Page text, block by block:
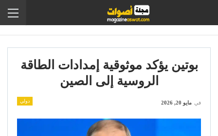
بوتين يؤكد موثوقية إمدادات الطاقة
الروسية إلى الصين
دولي في مايو 20, 2026